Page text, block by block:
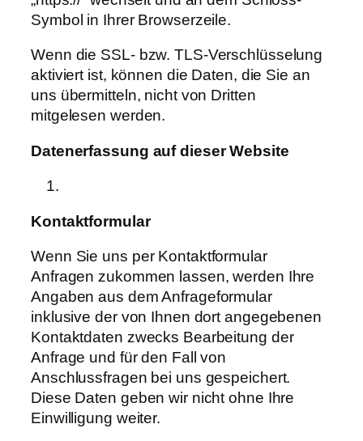
Symbol in Ihrer Browserzeile.
Wenn die SSL- bzw. TLS-Verschlüsselung
aktiviert ist, können die Daten, die Sie an
uns übermitteln, nicht von Dritten
mitgelesen werden.
Datenerfassung aufdieserWebsite
Kontaktformular
Wenn Sie uns per Kontaktformular
Anfragen zukommen lassen, werden Ihre
Angaben aus dem Anfrageformular
inklusive der von Ihnen dort angegebenen
Kontaktdaten zwecks Bearbeitung der
Anfrage und für den Fall von
Anschlussfragen bei uns gespeichert.
Diese Daten geben wir nicht ohne Ihre
Einwilligung weiter.